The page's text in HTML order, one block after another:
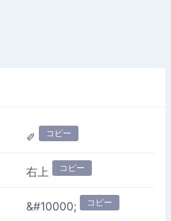
✐ コピー
右上 コピー
&#10000; コピー